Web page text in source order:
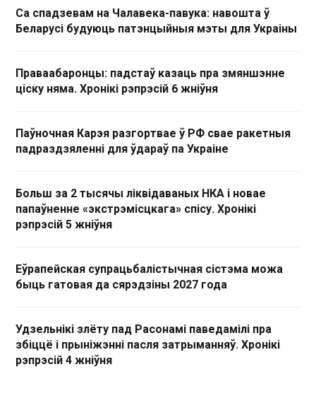
Са спадзевам на Чалавека-павука: навошта ў
Беларусі будуюць патэнцыйныя мэты для Украіны
Праваабаронцы: падстаў казаць пра змяншэнне
ціску няма. Хронікі рэпрэсій 6 жніўня
Паўночная Карэя разгортвае ў РФ свае ракетныя
падраздзяленні для ўдараў па Украіне
Больш за 2 тысячы ліквідаваных НКА і новае
папаўненне «экстрэмісцкага» спісу. Хронікі
рэпрэсій 5 жніўня
Еўрапейская супрацьбалістычная сістэма можа
быць гатовая да сярэдзіны 2027 года
Удзельнікі злёту пад Расонамі паведамілі пра
збіццё і прыніжэнні пасля затрыманняў. Хронікі
рэпрэсій 4 жніўня